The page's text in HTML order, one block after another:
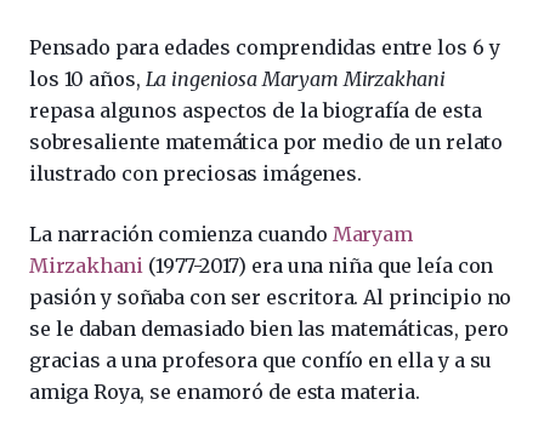
Pensado para edades comprendidas entre los 6 y
los 10 años, La ingeniosa Maryam Mirzakhani
repasa algunos aspectos de la biografía de esta
sobresaliente matemática por medio de un relato
ilustrado con preciosas imágenes.
La narración comienza cuando Maryam
Mirzakhani (1977-2017) era una niña que leía con
pasión y soñaba con ser escritora. Al principio no
se le daban demasiado bien las matemáticas, pero
gracias a una profesora que confío en ella y a su
amiga Roya, se enamoró de esta materia.